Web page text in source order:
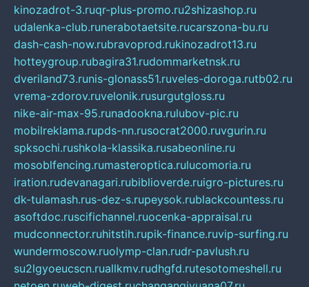
kinozadrot-3.ruqr-plus-promo.ru2shizashop.ru
udalenka-club.runerabotaetsite.rucarszona-bu.ru
dash-cash-now.rubravoprod.rukinozadrot13.ru
hotteygroup.rubagira31.rudommarketnsk.ru
dveriland73.runis-glonass51.ruveles-doroga.rutb02.ru
vrema-zdorov.ruvelonik.rusurgutgloss.ru
nike-air-max-95.runadookna.rulubov-pic.ru
mobilreklama.rupds-nn.rusocrat2000.ruvgurin.ru
spksochi.rushkola-klassika.rusabeonline.ru
mosoblfencing.rumasteroptica.rulucomoria.ru
iration.rudevanagari.rubiblioverde.ruigro-pictures.ru
dk-tulamash.rus-dez-s.rupeysok.rublackcountess.ru
asoftdoc.ruscifichannel.ruocenka-appraisal.ru
mudconnector.ruhitstih.rupik-finance.ruvip-surfing.ru
wundermoscow.ruolymp-clan.rudr-pavlush.ru
su2lgyoeucscn.ruallkmv.rudhgfd.rutesotomeshell.ru